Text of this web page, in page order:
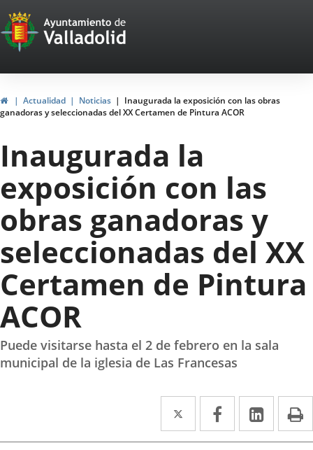
Portal
Web
del
Ayuntamiento
de
Valladolid
HomeActualidad Noticias
Inaugurada la exposición con las obras
ganadoras y seleccionadas del XX Certamen de Pintura ACOR
Inaugurada la
exposición con las
obras ganadoras y
seleccionadas del XX
Certamen de Pintura
ACOR
Puede visitarse hasta el 2 de febrero en la sala
municipal de la iglesia de Las Francesas
Twitter
Enlace
a
Facebook
Enlace
a
Enlace
a